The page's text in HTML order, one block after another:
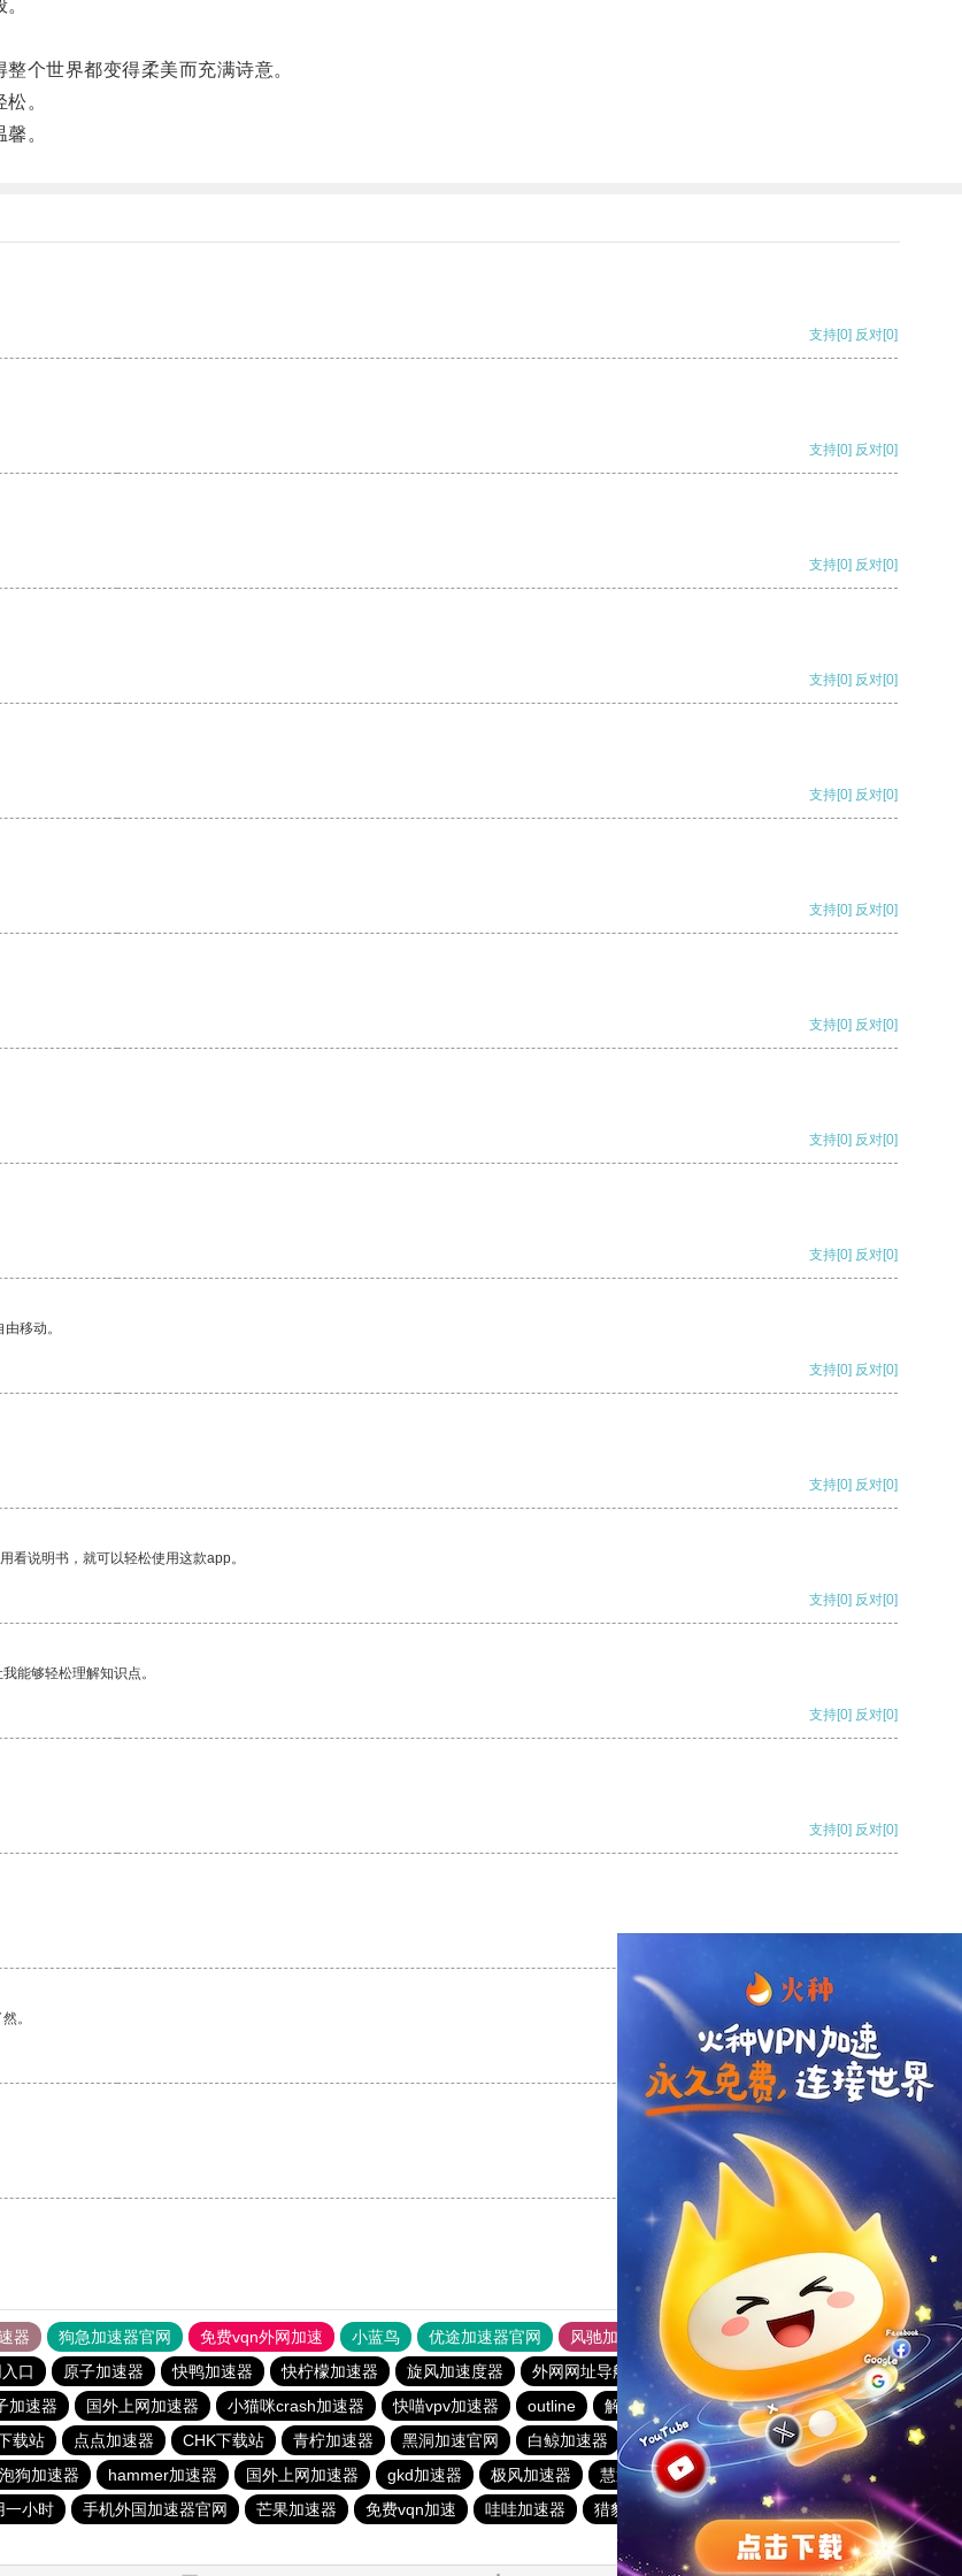
个世界都变得柔美而充满诗意。
。
。
支持[0] 反对[0]
支持[0] 反对[0]
支持[0] 反对[0]
支持[0] 反对[0]
支持[0] 反对[0]
支持[0] 反对[0]
支持[0] 反对[0]
支持[0] 反对[0]
支持[0] 反对[0]
移动。
支持[0] 反对[0]
支持[0] 反对[0]
看说明书，就可以轻松使用这款app。
支持[0] 反对[0]
能够轻松理解知识点。
支持[0] 反对[0]
支持[0] 反对[0]
。
支持 [0] 反对 [0]
支持
器 狗急加速器官网 免费vqn外网加速 小蓝鸟 优途加速器官网 风驰加速器
旋风加速器
口 原子加速器 快鸭加速器 快柠檬加速器 旋风加速度器 外网网址导航 软件中心 雷霆加速
狂飙加速器
加速器 国外上网加速器 小猫咪crash加速器 快喵vpv加速器 outline 解锁机 慧通下载站
红海pro加速器
载站 点点加速器 CHK下载站 青柠加速器 黑洞加速官网 白鲸加速器 原子加速器
快橙加速器
狗加速器 hammer加速器 国外上网加速器 gkd加速器 极风加速器 慧通下载站 极风加速器
暴雪加速器
一小时 手机外国加速器官网 芒果加速器 免费vqn加速 哇哇加速器 猎豹加速器 gkd加速器
荔枝加速器